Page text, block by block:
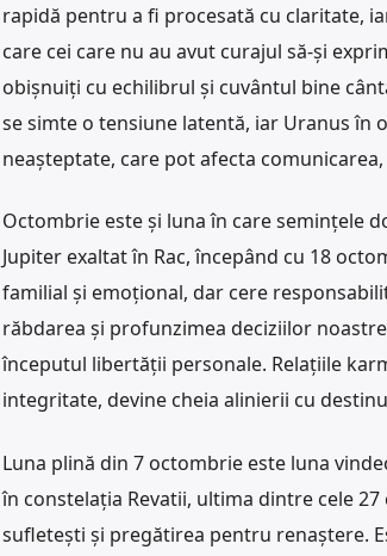
rapidă pentru a fi procesată cu claritate,
care cei care nu au avut curajul să-și
obișnuiți cu echilibrul și cuvântul bine
se simte o tensiune latentă, iar Uranus în
neașteptate, care pot afecta
Octombrie este și luna în care semințele
Jupiter exaltat în Rac, începând cu 18
familial și emoțional, dar cere
răbdarea și profunzimea deciziilor
începutul libertății personale. Relațiile
integritate, devine cheia alinierii cu
Luna plină din 7 octombrie este luna
în constelația Revatii, ultima dintre cele
sufletești și pregătirea pentru renaștere.